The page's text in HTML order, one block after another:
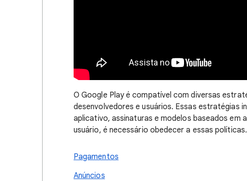
O Google Play é compatível com diversas
desenvolvedores e usuários. Essas estratégias
aplicativo, assinaturas e modelos baseados em
usuário, é necessário obedecer a essas políticas.
Pagamentos
Anúncios